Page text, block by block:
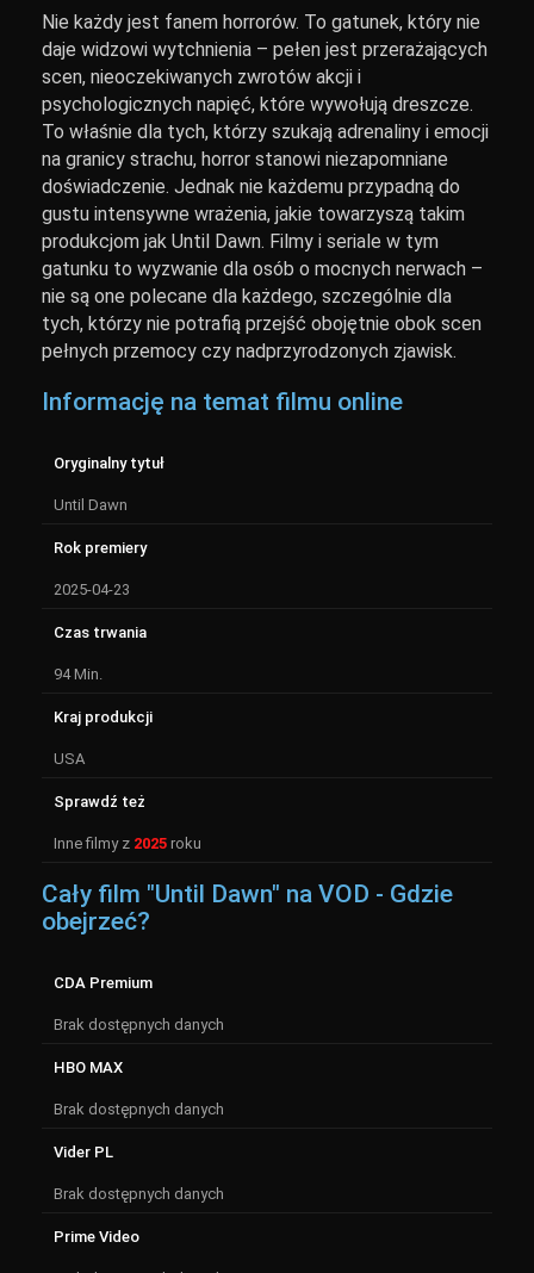
Nie każdy jest fanem horrorów. To gatunek, który nie
daje widzowi wytchnienia – pełen jest przerażających
scen, nieoczekiwanych zwrotów akcji i
psychologicznych napięć, które wywołują dreszcze.
To właśnie dla tych, którzy szukają adrenaliny i emocji
na granicy strachu, horror stanowi niezapomniane
doświadczenie. Jednak nie każdemu przypadną do
gustu intensywne wrażenia, jakie towarzyszą takim
produkcjom jak Until Dawn. Filmy i seriale w tym
gatunku to wyzwanie dla osób o mocnych nerwach –
nie są one polecane dla każdego, szczególnie dla
tych, którzy nie potrafią przejść obojętnie obok scen
pełnych przemocy czy nadprzyrodzonych zjawisk.
Informację na temat filmu online
Oryginalny tytuł
Until Dawn
Rok premiery
2025-04-23
Czas trwania
94 Min.
Kraj produkcji
USA
Sprawdź też
Inne filmy z 2025 roku
Cały film "Until Dawn" na VOD - Gdzie
obejrzeć?
CDA Premium
Brak dostępnych danych
HBO MAX
Brak dostępnych danych
Vider PL
Brak dostępnych danych
Prime Video